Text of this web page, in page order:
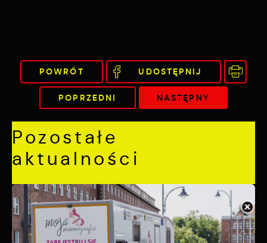
POWRÓT UDOSTĘPNIJ
POPRZEDNI NASTĘPNY
Pozostałe
aktualności